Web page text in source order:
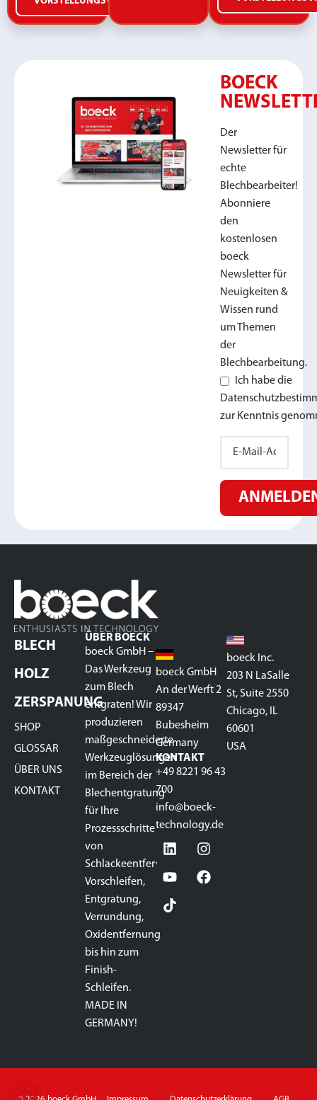
BOECK
Der
Newsletter für
echte
Blechbearbeiter!
Abonniere
den
kostenlosen
boeck
Newsletter für
Neuigkeiten &
Wissen rund
um Themen
der
Blechbearbeitung.
Ich habe die
zur Kenntnis
BLECH
HOLZ
ZERSPANUNG
SHOP
GLOSSAR
ÜBER UNS
KONTAKT
ÜBER BOECK
boeck GmbH –
Das Werkzeug
zum Blech
entgraten! Wir
produzieren
maßgeschneiderte
Werkzeuglösungen
im Bereich der
Blechentgratung
für Ihre
Prozessschritte
von
Schlackeentfernung,
Vorschleifen,
Entgratung,
Verrundung,
Oxidentfernung
bis hin zum
Finish-
Schleifen.
MADE IN
GERMANY!
boeck GmbH
An der Werft 2
89347
Bubesheim
Germany
KONTAKT
+49 8221 96 43
700
info@boeck-
technology.de
boeck Inc.
203 N LaSalle
St, Suite 2550
Chicago, IL
60601
USA